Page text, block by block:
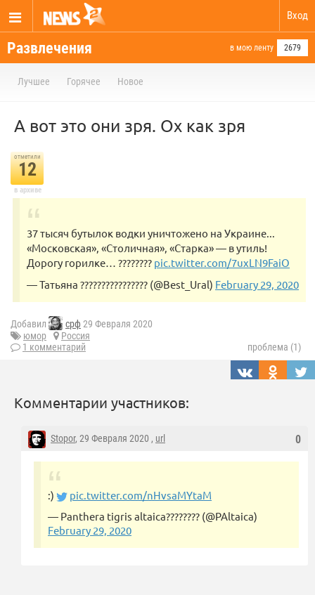
Вход
Развлечения в мою ленту 2679
Лучшее Горячее Новое
А вот это они зря. Ох как зря
отметили
12
в архиве
37 тысяч бутылок водки уничтожено на Украине...
«Московская», «Столичная», «Старка» — в утиль!
Дорогу горилке… ???????? pic.twitter.com/7uxLN9FaiO
— Татьяна ???????????????? (@Best_Ural) February 29, 2020
Добавил срф 29 Февраля 2020
юмор
Россия
1 комментарий
проблема (1)
Комментарии участников:
0
Stopor, 29 Февраля 2020 , url
:)
pic.twitter.com/nHvsaMYtaM
— Panthera tigris altaica???????? (@PAltaica)
February 29, 2020